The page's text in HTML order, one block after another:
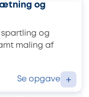
og
og
maling af
Se opgave +